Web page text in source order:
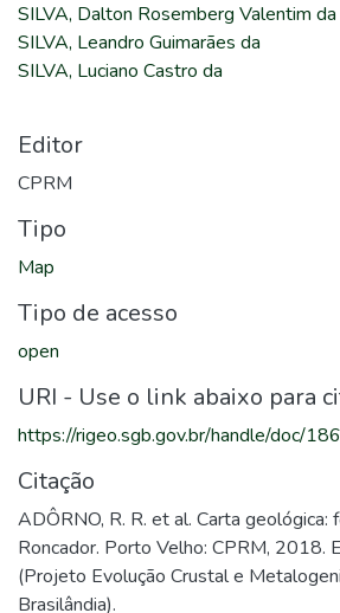
SILVA, Dalton Rosemberg Valentim da
SILVA, Leandro Guimarães da
SILVA, Luciano Castro da
Editor
CPRM
Tipo
Map
Tipo de acesso
open
URI - Use o link abaixo para
https://rigeo.sgb.gov.br/handle/doc/
Citação
ADÔRNO, R. R. et al. Carta
Roncador. Porto Velho: CPRM, 2018.
(Projeto Evolução Crustal e
Brasilândia).